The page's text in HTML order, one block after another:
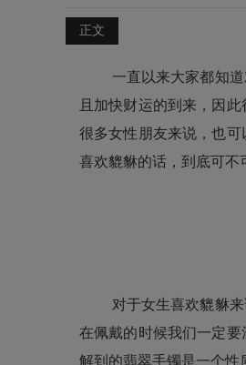
正文
一直以来大家都知
且加快财运的到来，因
很多女性朋友来说，也可
喜欢貔貅的话，到底可不
对于女生喜欢貔貅
在佩戴的时候我们一定
解到的翡翠手镯是一个性